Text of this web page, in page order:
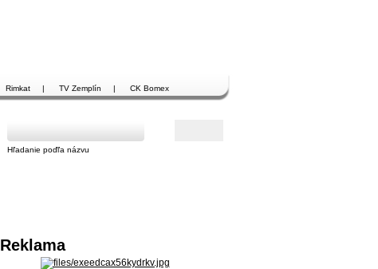
Rimkat | TV Zemplín | CK Bomex
Hľadanie poďľa názvu
Reklama